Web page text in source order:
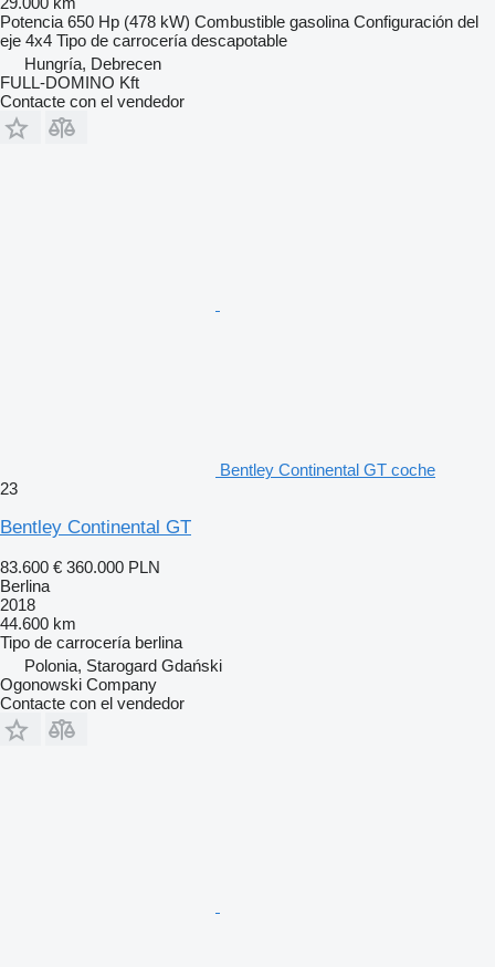
Potencia 650 Hp (478 kW) Combustible gasolina Configuración del
eje 4x4 Tipo de carrocería descapotable
Hungría, Debrecen
FULL-DOMINO Kft
Contacte con el vendedor
Bentley Continental GT coche
23
Bentley Continental GT
83.600 € 360.000 PLN
Berlina
2018
44.600 km
Tipo de carrocería berlina
Polonia, Starogard Gdański
Ogonowski Company
Contacte con el vendedor